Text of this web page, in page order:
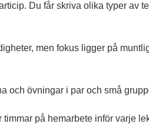
Du får skriva olika typer av
men fokus ligger på
och övningar i par och små
timmar på hemarbete inför varje